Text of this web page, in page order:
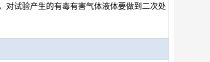
对试验产生的有毒有害气体液体要做到二次处